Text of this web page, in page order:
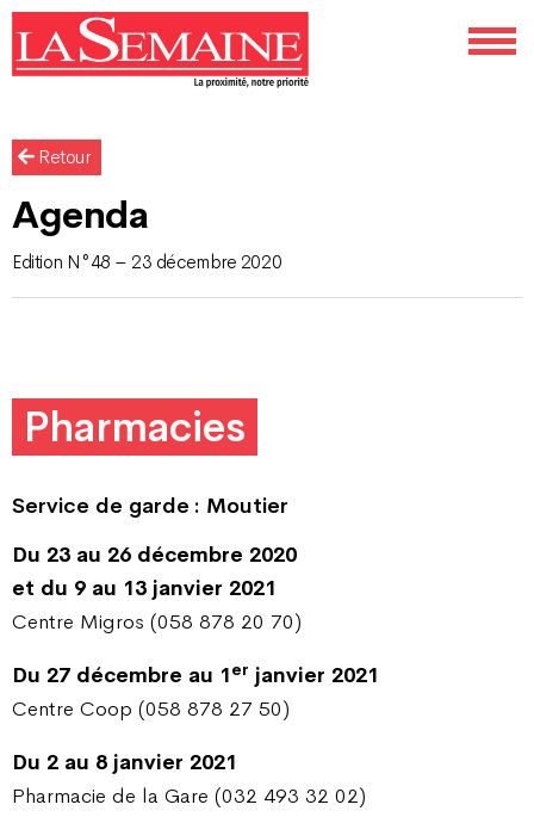
Retour
Agenda
Edition N°48 – 23 décembre 2020
Pharmacies
Service de garde : Moutier
Du 23 au 26 décembre 2020
et du 9 au 13 janvier 2021
Centre Migros (058 878 20 70)
Du 27 décembre au 1er janvier 2021
Centre Coop (058 878 27 50)
Du 2 au 8 janvier 2021
Pharmacie de la Gare (032 493 32 02)